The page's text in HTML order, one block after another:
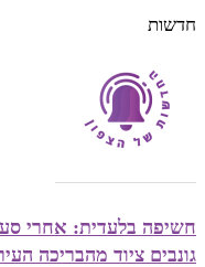
חדשות
חשיפה בלעדית: אחרי
גונבים ציוד מהבריכה